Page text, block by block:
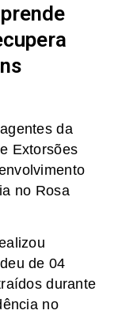
da
Extorsões
no Rosa
de 04
durante
no